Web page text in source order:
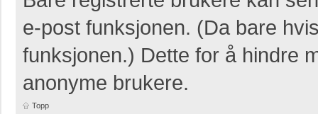
e-post funksjonen. (Da bare
funksjonen.) Dette for å hindre
anonyme brukere.
Topp